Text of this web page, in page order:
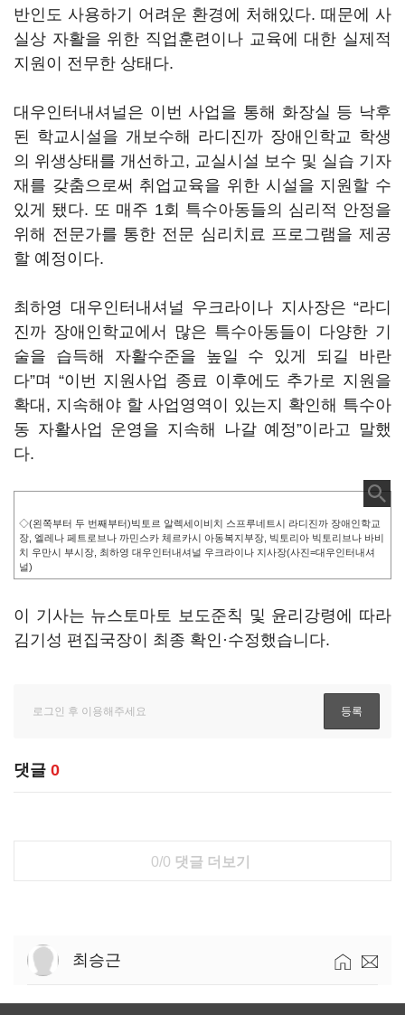
반인도 사용하기 어려운 환경에 처해있다. 때문에 사
실상 자활을 위한 직업훈련이나 교육에 대한 실제적
지원이 전무한 상태다.
대우인터내셔널은 이번 사업을 통해 화장실 등 낙후
된 학교시설을 개보수해 라디진까 장애인학교 학생
의 위생상태를 개선하고, 교실시설 보수 및 실습 기자
재를 갖춤으로써 취업교육을 위한 시설을 지원할 수
있게 됐다. 또 매주 1회 특수아동들의 심리적 안정을
위해 전문가를 통한 전문 심리치료 프로그램을 제공
할 예정이다.
최하영 대우인터내셔널 우크라이나 지사장은 “라디
진까 장애인학교에서 많은 특수아동들이 다양한 기
술을 습득해 자활수준을 높일 수 있게 되길 바란
다”며 “이번 지원사업 종료 이후에도 추가로 지원을
확대, 지속해야 할 사업영역이 있는지 확인해 특수아
동 자활사업 운영을 지속해 나갈 예정”이라고 말했
다.
◇(왼쪽부터 두 번째부터)빅토르 알렉세이비치 스프루네트시 라디진까 장애인학교
장, 엘레나 페트로브나 까민스카 체르카시 아동복지부장, 빅토리아 빅토리브나 바비
치 우만시 부시장, 최하영 대우인터내셔널 우크라이나 지사장(사진=대우인터내셔
널)
이 기사는 뉴스토마토 보도준칙 및 윤리강령에 따라
김기성 편집국장이 최종 확인·수정했습니다.
댓글 0
0/0 댓글 더보기
최승근